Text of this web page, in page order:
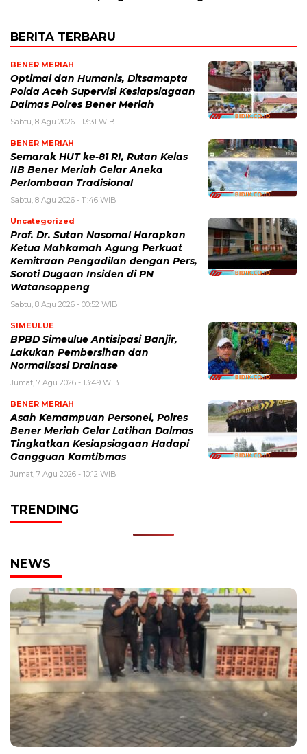
BERITA TERBARU
BENER MERIAH
Optimal dan Humanis, Ditsamapta
Polda Aceh Supervisi Kesiapsiagaan
Dalmas Polres Bener Meriah
Sabtu, 8 Agu 2026 - 13:31 WIB
BENER MERIAH
Semarak HUT ke-81 RI, Rutan Kelas
IIB Bener Meriah Gelar Aneka
Perlombaan Tradisional
Sabtu, 8 Agu 2026 - 11:46 WIB
Uncategorized
Prof. Dr. Sutan Nasomal Harapkan
Ketua Mahkamah Agung Perkuat
Kemitraan Pengadilan dengan Pers,
Soroti Dugaan Insiden di PN
Watansoppeng
Sabtu, 8 Agu 2026 - 00:52 WIB
SIMEULUE
BPBD Simeulue Antisipasi Banjir,
Lakukan Pembersihan dan
Normalisasi Drainase
Jumat, 7 Agu 2026 - 13:49 WIB
BENER MERIAH
Asah Kemampuan Personel, Polres
Bener Meriah Gelar Latihan Dalmas
Tingkatkan Kesiapsiagaan Hadapi
Gangguan Kamtibmas
Jumat, 7 Agu 2026 - 10:12 WIB
TRENDING
NEWS